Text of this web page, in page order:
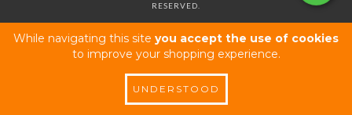
While navigating this site you accept the use of cookies
to improve your shopping experience.
UNDERSTOOD
RESERVED.